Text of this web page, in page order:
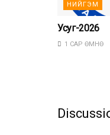
НИЙГЭМ
Усуг-2026
1 САР ӨМНӨ